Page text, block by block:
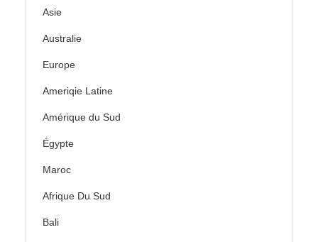
Asie
Australie
Europe
Ameriqie Latine
Amérique du Sud
Égypte
Maroc
Afrique Du Sud
Bali